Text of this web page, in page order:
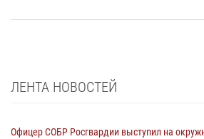
ЛЕНТА НОВОСТЕЙ
Офицер СОБР Росгвардии выступил на